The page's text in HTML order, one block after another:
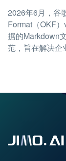
2026年6月，谷
Format（OKF
据的Markdown
范，旨在解决企